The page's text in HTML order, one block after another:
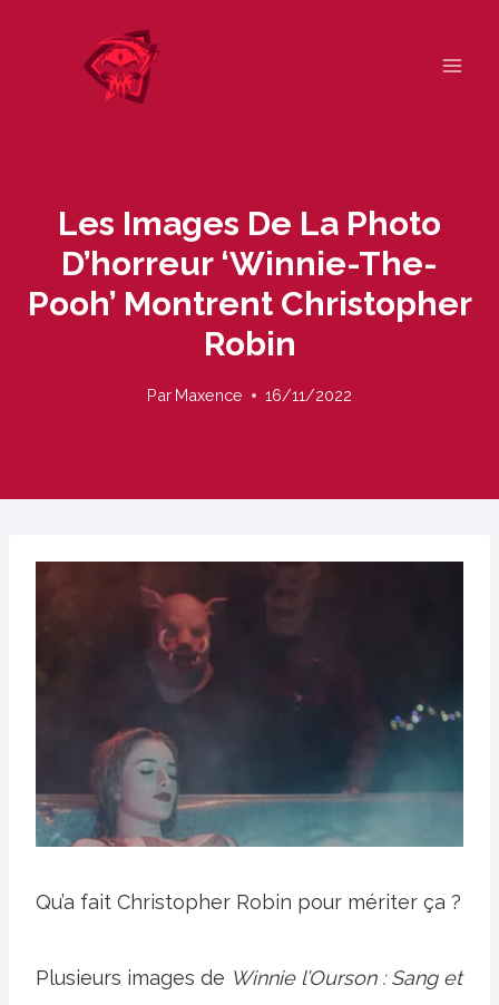
Les Images De La Photo
D’horreur ‘Winnie-The-
Pooh’ Montrent Christopher
Robin
Par Maxence 16/11/2022
Qu’a fait Christopher Robin pour mériter ça ?
Plusieurs images de Winnie l’Ourson : Sang et